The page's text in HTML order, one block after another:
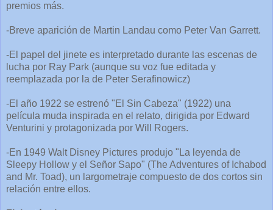
premios más.
-Breve aparición de Martin Landau como Peter Van Garrett.
-El papel del jinete es interpretado durante las escenas de
lucha por Ray Park (aunque su voz fue editada y
reemplazada por la de Peter Serafinowicz)
-El año 1922 se estrenó "El Sin Cabeza" (1922) una
película muda inspirada en el relato, dirigida por Edward
Venturini y protagonizada por Will Rogers.
-En 1949 Walt Disney Pictures produjo "La leyenda de
Sleepy Hollow y el Señor Sapo" (The Adventures of Ichabod
and Mr. Toad), un largometraje compuesto de dos cortos sin
relación entre ellos.